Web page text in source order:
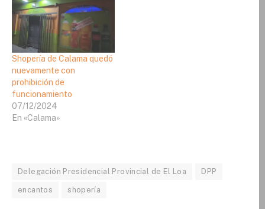
Shopería de Calama quedó
nuevamente con
prohibición de
funcionamiento
07/12/2024
En «Calama»
Delegación Presidencial Provincial de El Loa DPP
encantos shopería